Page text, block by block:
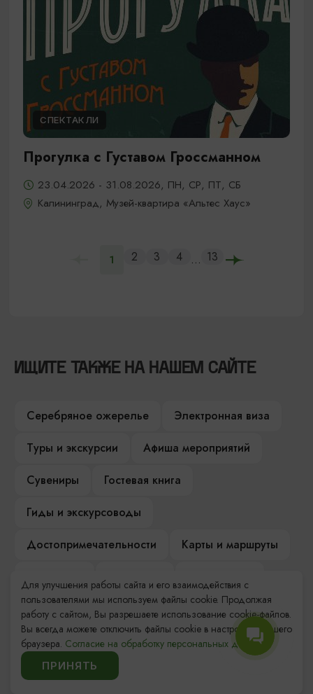
СПЕКТАКЛИ
Прогулка с Густавом Гроссманном
23.04.2026 - 31.08.2026, ПН, СР, ПТ, СБ
Калининград, Музей-квартира «Альтес Хаус»
1 2 3 4 ... 13
ИЩИТЕ ТАКЖЕ НА НАШЕМ САЙТЕ
Серебряное ожерелье
Электронная виза
Туры и экскурсии
Афиша мероприятий
Сувениры
Гостевая книга
Гиды и экскурсоводы
Достопримечательности
Карты и маршруты
Компас Балтийской кухни
Настоящий Калининградец
Музеи
Для улучшения работы сайта и его взаимодействия с
пользователями мы используем файлы cookie. Продолжая
работу с сайтом, Вы разрешаете использование cookie-файлов.
Вы всегда можете отключить файлы cookie в настройках Вашего
браузера. Согласие на обработку персональных данных.
ПРИНЯТЬ